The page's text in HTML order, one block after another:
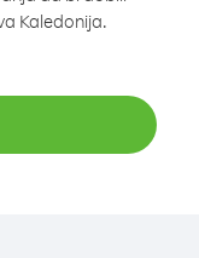
Kaledonija.